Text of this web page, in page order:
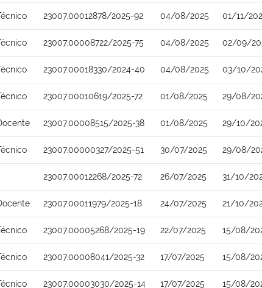
23007.00012878/2025-92 04/08/2025 01/11/
23007.00008722/2025-75 04/08/2025 02/09/
23007.00018330/2024-40 04/08/2025 03/10/
23007.00010619/2025-72 01/08/2025 29/08/
23007.00008515/2025-38 01/08/2025 29/10/
23007.00000327/2025-51 30/07/2025 29/08/
23007.00012268/2025-72 26/07/2025 31/10/
23007.00011979/2025-18 24/07/2025 21/10/
23007.00005268/2025-19 22/07/2025 15/08/
23007.00008041/2025-32 17/07/2025 15/08/
23007.00003030/2025-14 17/07/2025 15/08/